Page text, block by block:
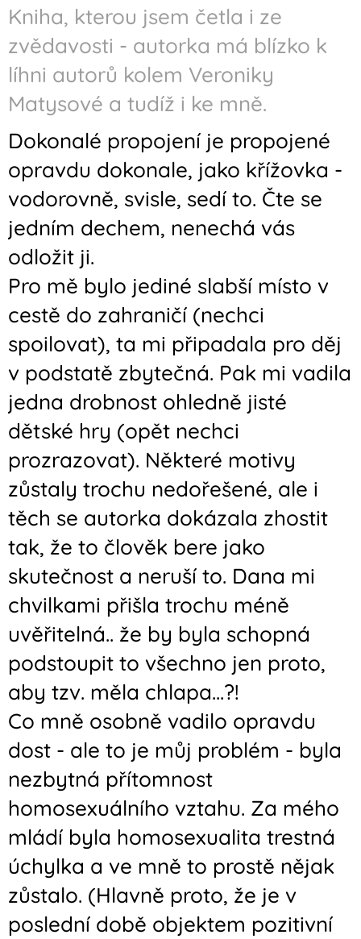
Kniha, kterou jsem četla i ze
zvědavosti - autorka má blízko k
líhni autorů kolem Veroniky
Matysové a tudíž i ke mně.
Dokonalé propojení je propojené
opravdu dokonale, jako křížovka -
vodorovně, svisle, sedí to. Čte se
jedním dechem, nenechá vás
odložit ji.
Pro mě bylo jediné slabší místo v
cestě do zahraničí (nechci
spoilovat), ta mi připadala pro děj
v podstatě zbytečná. Pak mi vadila
jedna drobnost ohledně jisté
dětské hry (opět nechci
prozrazovat). Některé motivy
zůstaly trochu nedořešené, ale i
těch se autorka dokázala zhostit
tak, že to člověk bere jako
skutečnost a neruší to. Dana mi
chvilkami přišla trochu méně
uvěřitelná.. že by byla schopná
podstoupit to všechno jen proto,
aby tzv. měla chlapa...?!
Co mně osobně vadilo opravdu
dost - ale to je můj problém - byla
nezbytná přítomnost
homosexuálního vztahu. Za mého
mládí byla homosexualita trestná
úchylka a ve mně to prostě nějak
zůstalo. (Hlavně proto, že je v
poslední době objektem pozitivní